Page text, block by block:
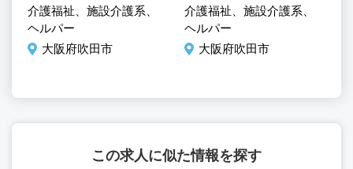
介護福祉、施設介護系、
ヘルパー
大阪府吹田市
介護福祉、施設介護系、
ヘルパー
大阪府吹田市
この求人に似た情報を探す